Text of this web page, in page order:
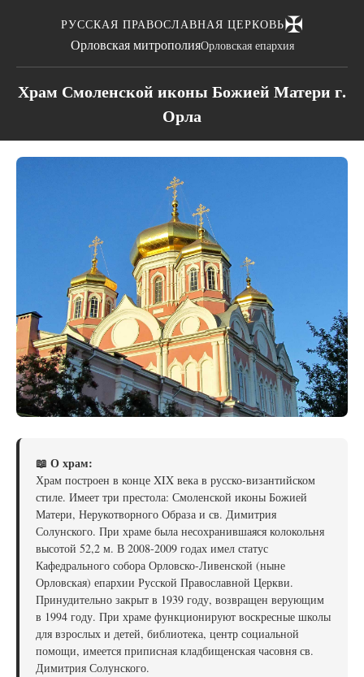
РУССКАЯ ПРАВОСЛАВНАЯ ЦЕРКОВЬ✠
Орловская митрополияОрловская епархия
Храм Смоленской иконы Божией Матери г.
Орла
📖 О храм:
Храм построен в конце XIX века в русско-византийском
стиле. Имеет три престола: Смоленской иконы Божией
Матери, Нерукотворного Образа и св. Димитрия
Солунского. При храме была несохранившаяся колокольня
высотой 52,2 м. В 2008-2009 годах имел статус
Кафедрального собора Орловско-Ливенской (ныне
Орловская) епархии Русской Православной Церкви.
Принудительно закрыт в 1939 году, возвращен верующим
в 1994 году. При храме функционируют воскресные школы
для взрослых и детей, библиотека, центр социальной
помощи, имеется приписная кладбищенская часовня св.
Димитрия Солунского.